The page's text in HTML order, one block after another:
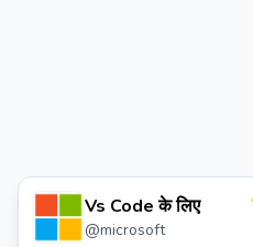
Vs Code के लिए
@microsoft